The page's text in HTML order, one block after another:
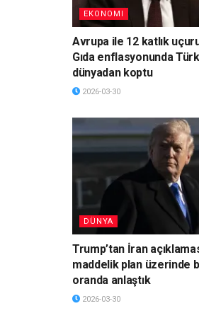
EKONOMI
Avrupa ile 12 katlık
Gıda enflasyonunda
dünyadan koptu
2026-03-30
DÜNYA
Trump’tan İran
maddelik plan üzerinde
oranda anlaştık
2026-03-30